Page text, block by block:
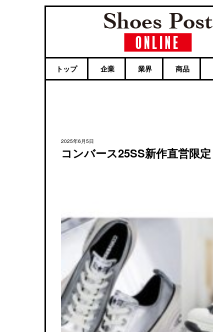
トップ 企業 業界 商品
2025年6月5日
コンバース25SS新作直営限